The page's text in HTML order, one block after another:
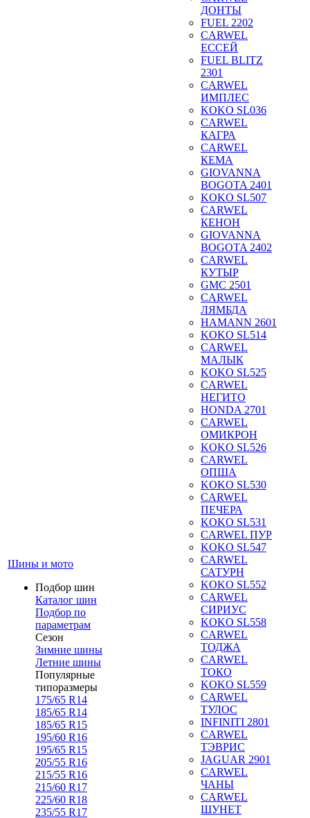
Шины и мото
Подбор шин
Каталог шин
Подбор по
параметрам
Сезон
Зимние шины
Летние шины
Популярные
типоразмеры
175/65 R14
185/65 R14
185/65 R15
195/60 R16
195/65 R15
205/55 R16
215/55 R16
215/60 R17
225/60 R18
235/55 R17
ДОНТЫ
FUEL 2202
CARWEL
ЕССЕЙ
FUEL BLITZ
2301
CARWEL
ИМПЛЕС
KOKO SL036
CARWEL
КАГРА
CARWEL
КЕМА
GIOVANNA
BOGOTA 2401
KOKO SL507
CARWEL
КЕНОН
GIOVANNA
BOGOTA 2402
CARWEL
КУТЫР
GMC 2501
CARWEL
ЛЯМБДА
HAMANN 2601
KOKO SL514
CARWEL
МАЛЫК
KOKO SL525
CARWEL
НЕГИТО
HONDA 2701
CARWEL
ОМИКРОН
KOKO SL526
CARWEL
ОПША
KOKO SL530
CARWEL
ПЕЧЕРА
KOKO SL531
CARWEL ПУР
KOKO SL547
CARWEL
САТУРН
KOKO SL552
CARWEL
СИРИУС
KOKO SL558
CARWEL
ТОДЖА
CARWEL
ТОКО
KOKO SL559
CARWEL
ТУЛОС
INFINITI 2801
CARWEL
ТЭВРИС
JAGUAR 2901
CARWEL
ЧАНЫ
CARWEL
ШУНЕТ